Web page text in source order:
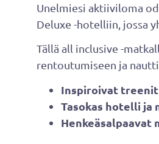
Unelmiesi aktiiviloma
Deluxe -hotelliin, jossa
Tällä all inclusive -
rentoutumiseen ja
Inspiroivat
Tasokas hotelli
Henkeäsalpaavat